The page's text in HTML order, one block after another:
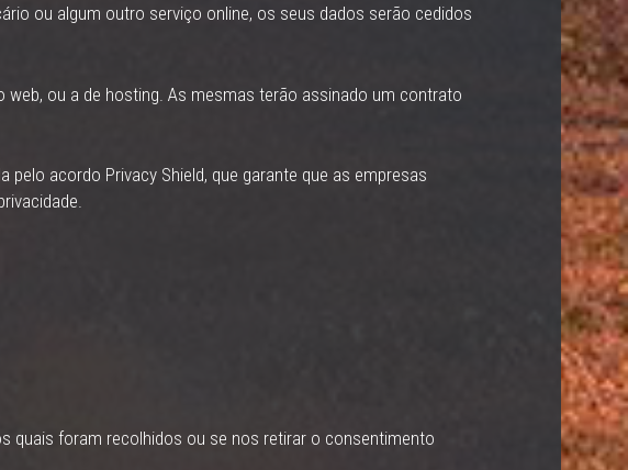
ou algum outro serviço online, os seus dados serão cedidos
ou a de hosting. As mesmas terão assinado um contrato
acordo Privacy Shield, que garante que as empresas
quais foram recolhidos ou se nos retirar o consentimento